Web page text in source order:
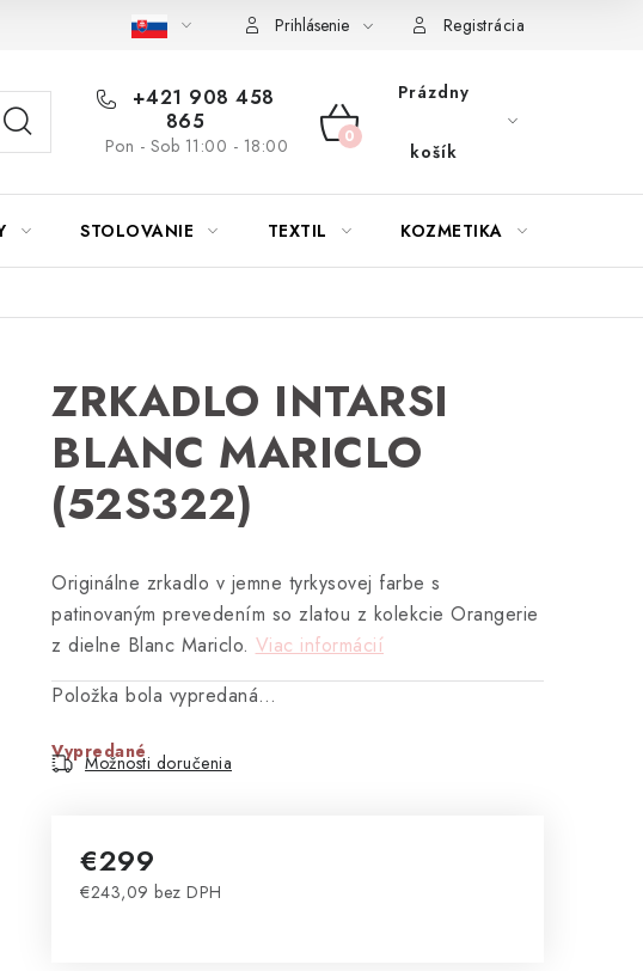
Návod na údržbu nábytku Reklamačný poriadok Pravidlá zliav a akcií
Prihlásenie Registrácia
+421 908 458
865
Pon - Sob 11:00 - 18:00
NÁKUPNÝ
Prázdny
košík
STOLOVANIE TEXTIL KOZMETIKA
ZRKADLO INTARSI
BLANC MARICLO
(52S322)
Originálne zrkadlo v jemne tyrkysovej farbe s
patinovaným prevedením so zlatou z kolekcie Orangerie
z dielne Blanc Mariclo. Viac informácií
Položka bola vypredaná…
Vypredané
Možnosti doručenia
€299
€243,09 bez DPH